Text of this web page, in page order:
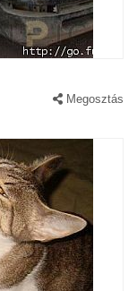
Megosztás